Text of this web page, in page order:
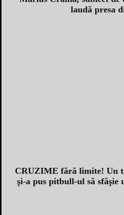
laudă presa
CRUZIME fără limite! Un
şi-a pus pitbull-ul să sfâşie